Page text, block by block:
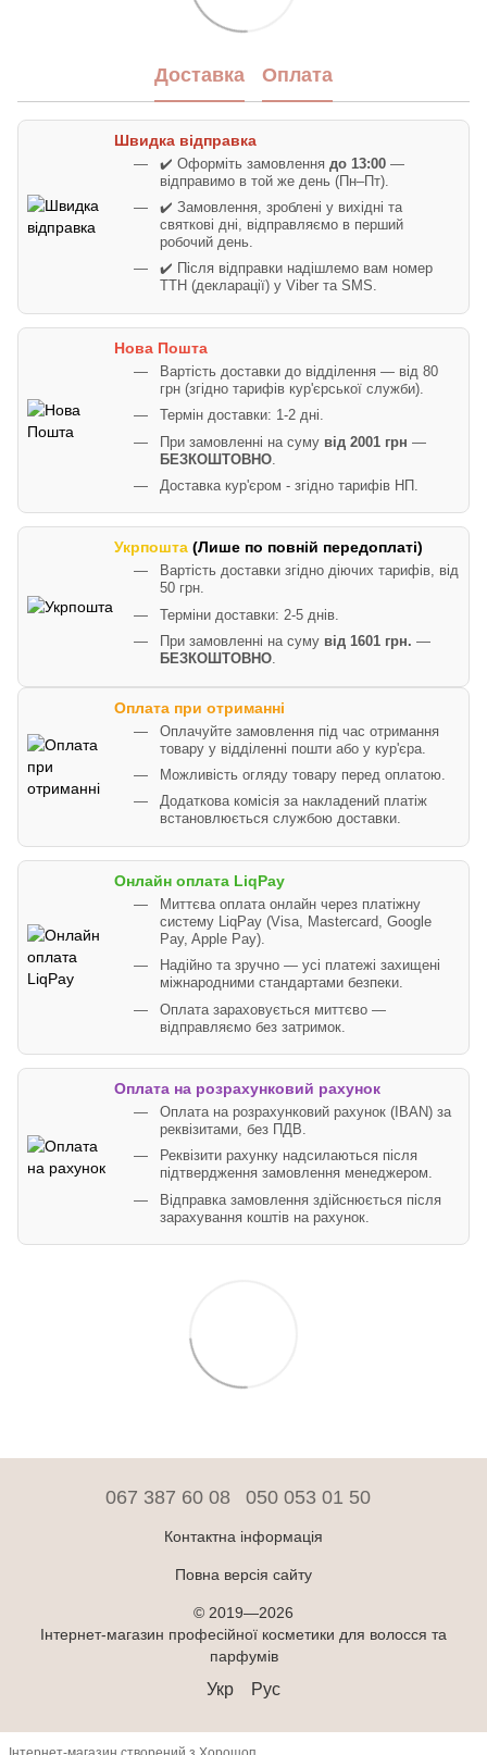
Доставка Оплата
Швидка відправка
✔️ Оформіть замовлення до 13:00 —
відправимо в той же день (Пн–Пт).
✔️ Замовлення, зроблені у вихідні та
святкові дні, відправляємо в перший
робочий день.
✔️ Після відправки надішлемо вам номер
ТТН (декларації) у Viber та SMS.
Нова Пошта
Вартість доставки до відділення — від 80
грн (згідно тарифів кур'єрської служби).
Термін доставки: 1-2 дні.
При замовленні на суму від 2001 грн —
БЕЗКОШТОВНО
Доставка кур'єром - згідно тарифів НП.
Укрпошта (Лише по повній передоплаті)
Вартість доставки згідно діючих тарифів, від
50 грн.
Терміни доставки: 2-5 днів.
При замовленні на суму від 1601 грн. —
БЕЗКОШТОВНО.
Оплата при отриманні
Оплачуйте замовлення під час отримання
товару у відділенні пошти або у кур'єра.
Можливість огляду товару перед оплатою.
Додаткова комісія за накладений платіж
встановлюється службою доставки.
Онлайн оплата LiqPay
Миттєва оплата онлайн через платіжну
систему LiqPay (Visa, Mastercard, Google
Pay, Apple Pay).
Надійно та зручно — усі платежі захищені
міжнародними стандартами безпеки.
Оплата зараховується миттєво —
відправляємо без затримок.
Оплата на розрахунковий рахунок
Оплата на розрахунковий рахунок (IBAN) за
реквізитами, без ПДВ.
Реквізити рахунку надсилаються після
підтвердження замовлення менеджером.
Відправка замовлення здійснюється після
зарахування коштів на рахунок.
067 387 60 08 050 053 01 50
Контактна інформація
Повна версія сайту
© 2019—2026
Інтернет-магазин професійної косметики для волосся та
парфумів
Укр Рус